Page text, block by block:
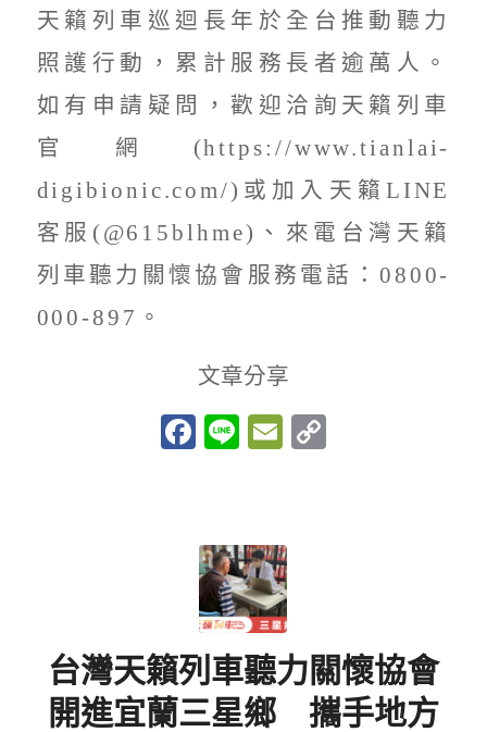
天籟列車巡迴長年於全台推動聽力
照護行動，累計服務長者逾萬人。
如有申請疑問，歡迎洽詢天籟列車
官網(https://www.tianlai-
digibionic.com/)或加入天籟LINE
客服(@615blhme)、來電台灣天籟
列車聽力關懷協會服務電話：0800-
000-897。
文章分享
Facebook
LineEmail
台灣天籟列車聽力關懷協會
開進宜蘭三星鄉 攜手地方